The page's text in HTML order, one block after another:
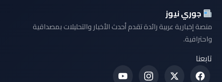
جوري نيوز
منصة إخبارية عربية رائدة تقدم أحدث الأخبار والتحليلات بمصداقية
واحترافية.
تابعنا